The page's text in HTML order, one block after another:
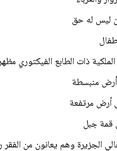
ليس له حق
أرض منبسطة
أرض مرتفعة
قمة جبل